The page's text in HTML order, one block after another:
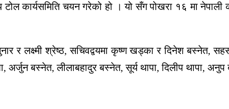
कार्यसमिति चयन गरेको हो । यो सँग पोखरा १६ मा नेपाली
र लक्ष्मी श्रेष्ठ, सचिवद्वयमा कृष्ण खड्का र दिनेश बस्नेत,
बस्नेत, लीलाबहादुर बस्नेत, सूर्य थापा, दिलीप थापा,